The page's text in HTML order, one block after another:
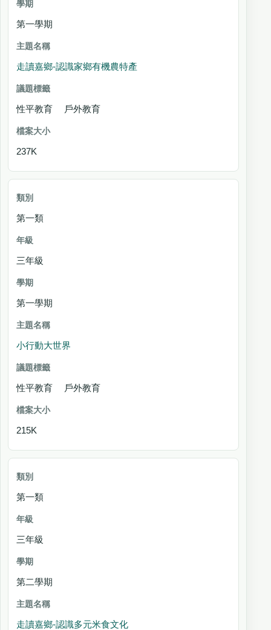
第一學期
走讀嘉鄉-認識家鄉有機農特產
性平教育 戶外教育
237K
第一類
三年級
第一學期
小行動大世界
性平教育 戶外教育
215K
第一類
三年級
第二學期
走讀嘉鄉-認識多元米食文化